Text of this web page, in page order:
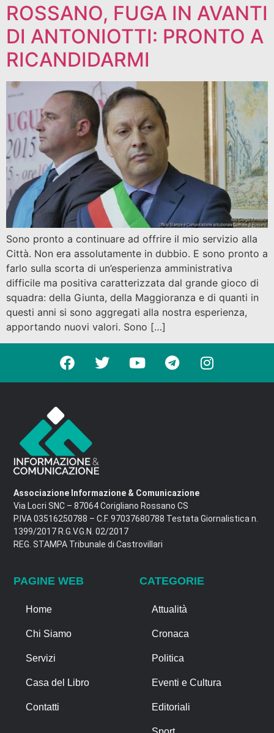
ROSSANO, FUGA IN AVANTI
DI ANTONIOTTI: PRONTO A
RICANDIDARMI
Sono pronto a continuare ad offrire il mio servizio alla
Città. Non era assolutamente in dubbio. E sono pronto a
farlo sulla scorta di un’esperienza amministrativa
difficile ma positiva caratterizzata dal grande gioco di
squadra: della Giunta, della Maggioranza e di quanti in
questi anni si sono aggregati alla nostra esperienza,
apportando nuovi valori. Sono […]
Associazione Informazione & Comunicazione
Via Locri SNC – 87064 Corigliano Rossano CS
P.IVA 03516250788 – C.F. 97037680788 Testata Giornalistica n.
1399/2017 R.G.V.G.N. 02/2017
REG. STAMPA Tribunale di Castrovillari
PAGINE WEB
Home
Chi Siamo
Servizi
Casa del Libro
Contatti
CATEGORIE
Attualità
Cronaca
Politica
Eventi e Cultura
Editoriali